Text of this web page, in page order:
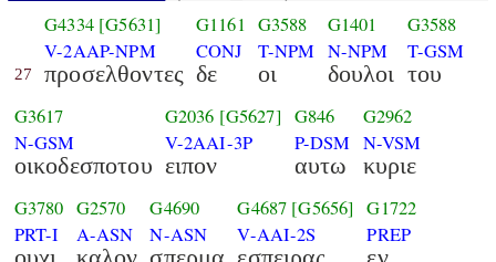
27
G4334 [G5631]
V-2AAP-NPM
προσελθοντες
G1161
CONJ
δε
G3588
T-NPM
οι
G1401
N-NPM
δουλοι
G3588
T-GSM
του
G3617
N-GSM
οικοδεσποτου
G2036 [G5627]
V-2AAI-3P
ειπον
G846
P-DSM
αυτω
G2962
N-VSM
κυριε
G3780
PRT-I
G2570
A-ASN
G4690
N-ASN
G4687 [G5656]
V-AAI-2S
G1722
PREP